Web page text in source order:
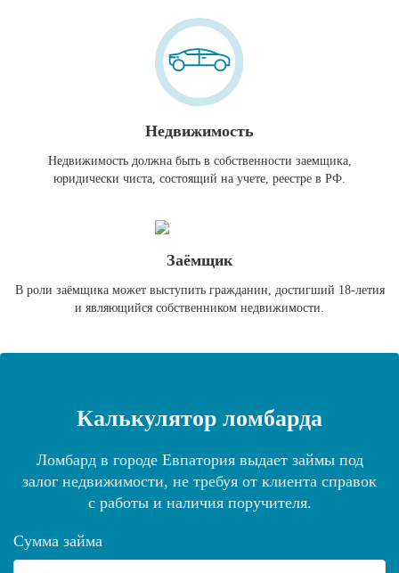
Недвижимость
Недвижимость должна быть в собственности заемщика,
юридически чиста, состоящий на учете, реестре в РФ.
Заёмщик
В роли заёмщика может выступить гражданин, достигший 18-летия
и являющийся собственником недвижимости.
Калькулятор ломбарда
Ломбард в городе Евпатория выдает займы под
залог недвижимости, не требуя от клиента справок
с работы и наличия поручителя.
Сумма займа